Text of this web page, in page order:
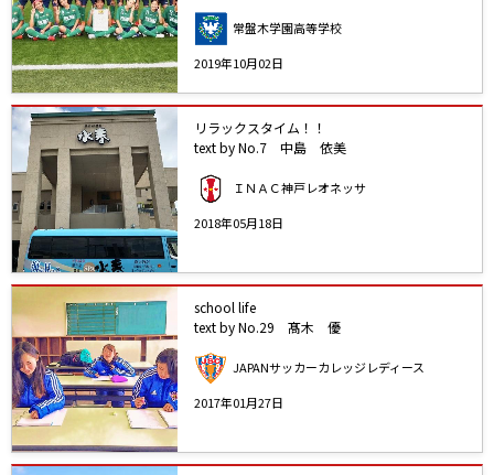
常盤木学園高等学校
2019年10月02日
リラックスタイム！！
text by No.7 中島 依美
ＩＮＡＣ神戸レオネッサ
2018年05月18日
school life
text by No.29 髙木 優
JAPANサッカーカレッジレディース
2017年01月27日